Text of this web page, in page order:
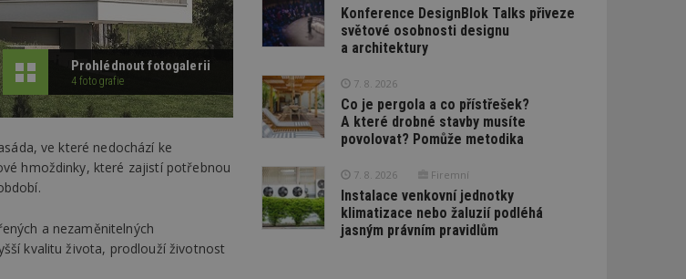
Prohlédnout fotogalerii
4 fotografie
ve které nedochází ke
hmoždinky, které zajistí potřebnou
a nezaměnitelných
kvalitu života, prodlouží životnost
Konference DesignBlok Talks přiveze
světové osobnosti designu
a architektury
7. 8. 2026
Co je pergola a co přístřešek?
A které drobné stavby musíte
povolovat? Pomůže metodika
7. 8. 2026 Firemní
Instalace venkovní jednotky
klimatizace nebo žaluzií podléhá
jasným právním pravidlům